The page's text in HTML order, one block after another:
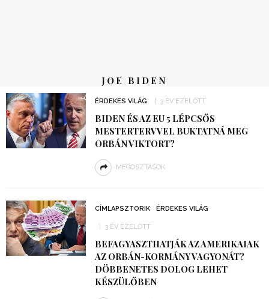
JOE BIDEN
ÉRDEKES VILÁG 3 ÉV EZELŐTT
BIDEN ÉS AZ EU 5 LÉPCSŐS
MESTERTERVVEL BUKTATNÁ MEG
ORBÁN VIKTORT?
MEGOSZTÁSOK
CÍMLAPSZTORIK ÉRDEKES VILÁG
3 ÉV EZELŐTT
BEFAGYASZTHATJÁK AZ AMERIKAIAK
AZ ORBÁN-KORMÁNY VAGYONÁT?
DÖBBENETES DOLOG LEHET
KÉSZÜLŐBEN